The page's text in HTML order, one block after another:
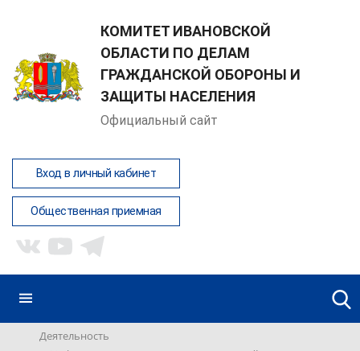
КОМИТЕТ ИВАНОВСКОЙ
ОБЛАСТИ ПО ДЕЛАМ
ГРАЖДАНСКОЙ ОБОРОНЫ И
ЗАЩИТЫ НАСЕЛЕНИЯ
Официальный сайт
Вход в личный кабинет
Общественная приемная
Деятельность